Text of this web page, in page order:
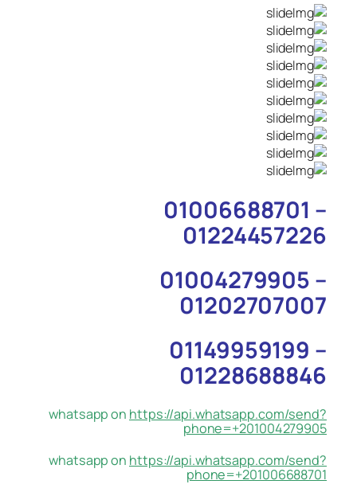
01006688701 –
01224457226
01004279905 –
01202707007
01149959199 –
01228688846
whatsapp on https://api.whatsapp.com/send?
phone=+201004279905
whatsapp on https://api.whatsapp.com/send?
phone=+201006688701